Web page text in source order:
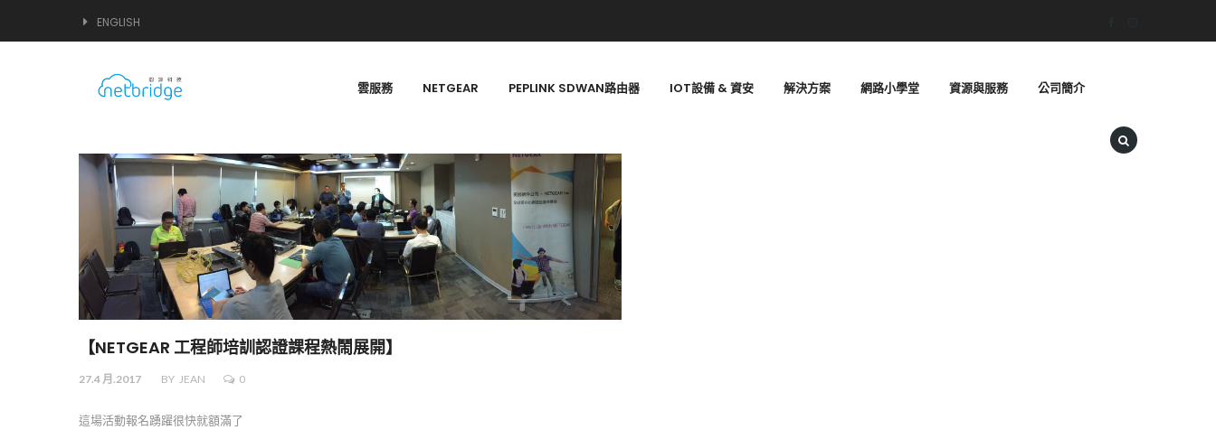
ENGLISH
雲服務 NETGEAR PEPLINK SDWAN路由器 IOT設備 & 資安 解決方案 網路小學堂 資源與服務 公司簡介
【NETGEAR 工程師培訓認證課程熱鬧展開】
27.4 月.2017 BY JEAN 0
這場活動報名踴躍很快就額滿了